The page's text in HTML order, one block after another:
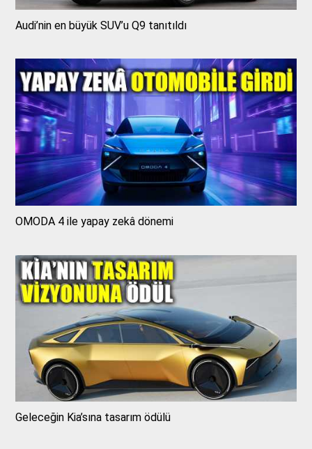
Audi’nin en büyük SUV’u Q9 tanıtıldı
OMODA 4 ile yapay zekâ dönemi
Geleceğin Kia’sına tasarım ödülü